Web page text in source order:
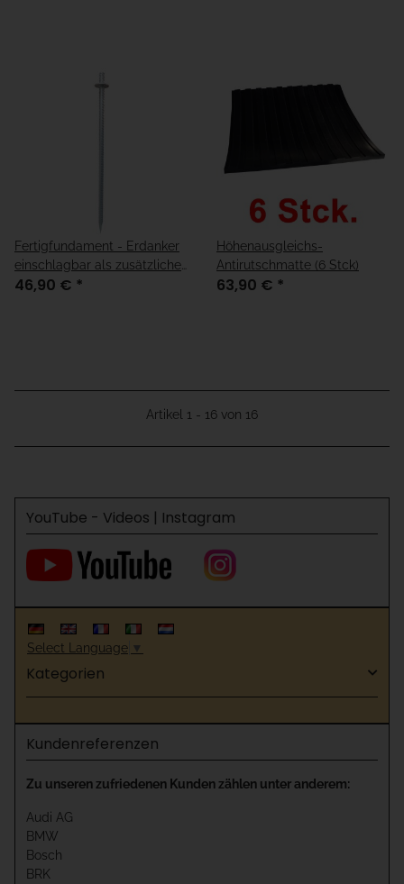
Fertigfundament - Erdanker
einschlagbar als zusätzliche
Befestigungsmöglichkeit
46,90 € *
Höhenausgleichs-
Antirutschmatte (6 Stck)
63,90 € *
Artikel 1 - 16 von 16
YouTube - Videos | Instagram
Select Language ▼
Kategorien
Kundenreferenzen
Zu unseren zufriedenen Kunden zählen unter anderem:
Audi AG
BMW
Bosch
BRK